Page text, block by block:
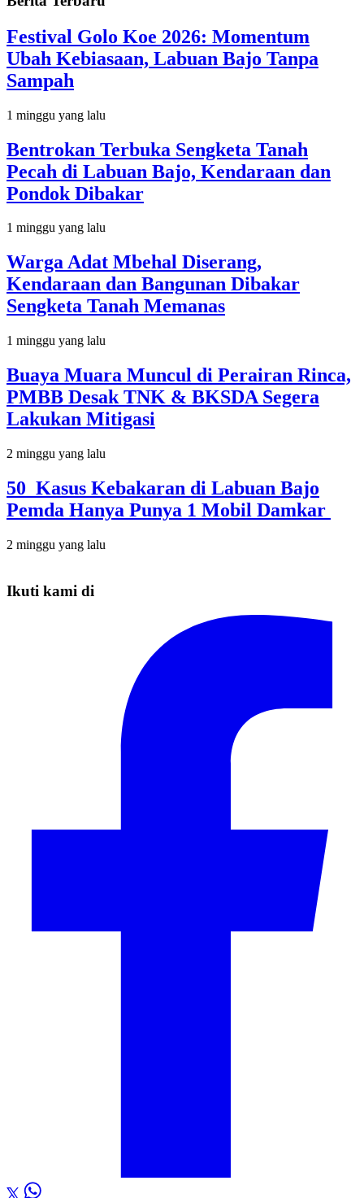
Festival Golo Koe 2026: Momentum
Ubah Kebiasaan, Labuan Bajo Tanpa
Sampah
1 minggu yang lalu
Bentrokan Terbuka Sengketa Tanah
Pecah di Labuan Bajo, Kendaraan dan
Pondok Dibakar
1 minggu yang lalu
Warga Adat Mbehal Diserang,
Kendaraan dan Bangunan Dibakar
Sengketa Tanah Memanas
1 minggu yang lalu
Buaya Muara Muncul di Perairan Rinca,
PMBB Desak TNK & BKSDA Segera
Lakukan Mitigasi
2 minggu yang lalu
50 Kasus Kebakaran di Labuan Bajo
Pemda Hanya Punya 1 Mobil Damkar
2 minggu yang lalu
Ikuti kami di